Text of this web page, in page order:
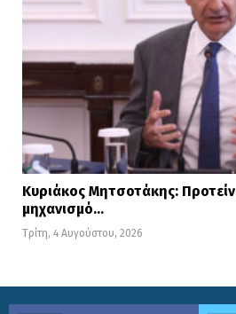
Κυριάκος Μητσοτάκης:
μηχανισμό…
Τρίτη, 4 Αυγούστου, 2026